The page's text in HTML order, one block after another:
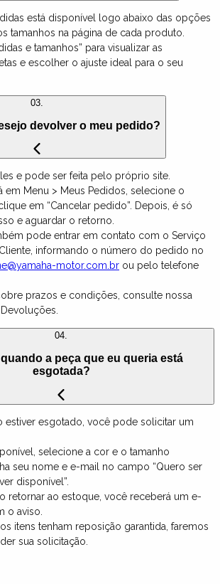
está disponível logo abaixo das opções
tamanhos na página de cada produto.
e tamanhos” para visualizar as
e escolher o ajuste ideal para o seu
03.
devolver o meu pedido?
e pode ser feita pelo próprio site.
em Menu > Meus Pedidos, selecione o
em “Cancelar pedido”. Depois, é só
e aguardar o retorno.
pode entrar em contato com o Serviço
informando o número do pedido no
motor.com.br ou pelo telefone
prazos e condições, consulte nossa
04.
a peça que eu queria está
esgotada?
estiver esgotado, você pode solicitar um
selecione a cor e o tamanho
seu nome e e-mail no campo “Quero ser
disponível”.
retornar ao estoque, você receberá um e-
o aviso.
itens tenham reposição garantida, faremos
sua solicitação.